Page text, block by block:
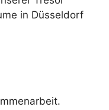
in Düsseldorf